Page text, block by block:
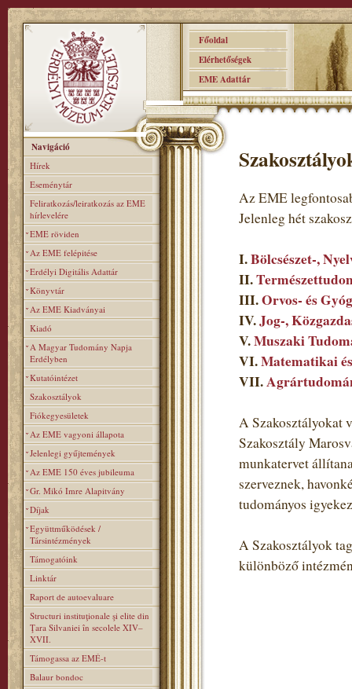
Főoldal
Elérhetőségek
EME Adattár
Navigáció
Hírek
Eseménytár
Feliratkozás/leiratkozás az EME
hírlevelére
EME röviden
Az EME felépitése
Erdélyi Digitális Adattár
Könyvtár
Az EME Kiadványai
Kiadó
A Magyar Tudomány Napja
Erdélyben
Kutatóintézet
Szakosztályok
Fiókegyesületek
Az EME vagyoni állapota
Jelenlegi gyűjtemények
Az EME 150 éves jubileuma
Gr. Mikó Imre Alapitvány
Díjak
Együttműködések /
Társintézmények
Támogatóink
Linktár
Raport de autoevaluare
Structuri instituţionale şi elite din
Ţara Silvaniei în secolele XIV–
XVII.
Támogassa az EMÉ-t
Balaur bondoc
Az EME
Jelenleg hét
I.Bölcsészet-,
II.
III.Orvos- és
IV.Jog-,
V.Muszaki
VI.Matematikai
VII.
A Szakosztályokat
Szakosztály
munkatervet
szerveznek,
tudományos
A Szakosztályok
különböző